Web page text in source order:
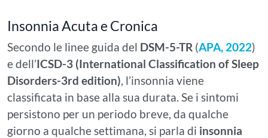
Insonnia Acuta e Cronica
Secondo le linee guida del DSM-5-TR (APA, 2022)
e dell’ICSD-3 (International Classification of Sleep
Disorders-3rd edition), l’insonnia viene
classificata in base alla sua durata. Se i sintomi
persistono per un periodo breve, da qualche
giorno a qualche settimana, si parla di insonnia